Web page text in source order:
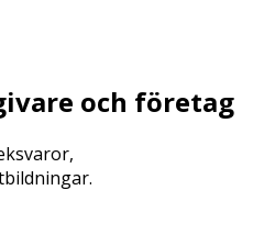
och företag